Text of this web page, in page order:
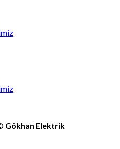
Gökhan Elektrik